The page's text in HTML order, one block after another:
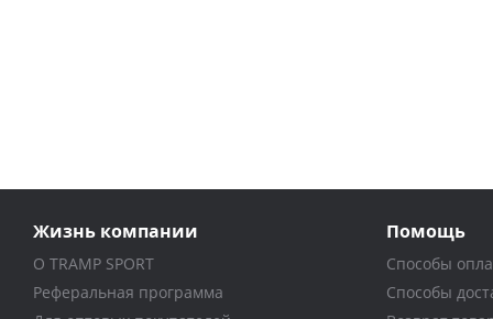
Жизнь компании
О TRAMP SPORT
Реферальная программа
Помощь
Способы
Способы